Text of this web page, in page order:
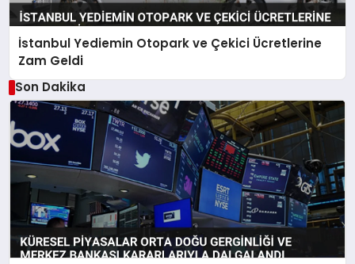
İstanbul Yediemin Otopark ve Çekici Ücretlerine
Zam Geldi
Son Dakika